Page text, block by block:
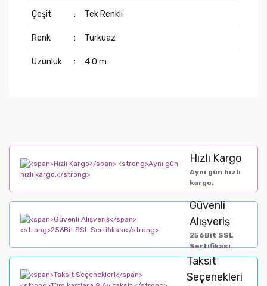
Çeşit : Tek Renkli
Renk : Turkuaz
Uzunluk : 4.0 m
Hızlı Kargo
Aynı gün hızlı
kargo.
Güvenli
Alışveriş
256Bit SSL
Sertifikası
Taksit
Seçenekleri